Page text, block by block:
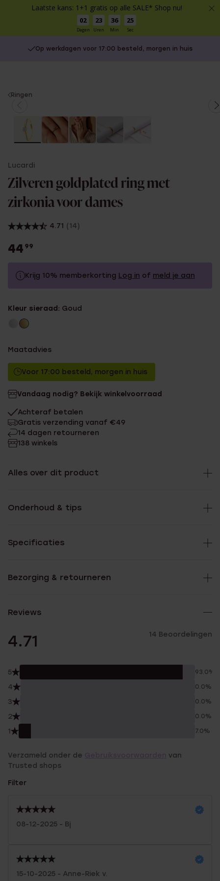
Laatste kans: 1+1 gratis op alle SALE* Shop nu!
02
Dagen
23
Uren
36
Min
25
Sec
Op werkdagen voor 17:00 besteld, morgen in huis
You
here:
Ringen
Lucardi
Zilveren goldplated ring met
zirkonia voor dames
4.71 (14)
44 99
Krijg 10% memberkorting Log in of meld je aan
Zonder memberkorting
Kleur sieraad: Goud
Maatadvies
Voor 17:00 besteld, morgen in huis
Vandaag nodig? Bekijk winkelvoorraad
Achteraf betalen
Gratis verzending vanaf €49
14 dagen retourneren
138 winkels
Alles over dit product
Onderhoud & tips
Specificaties
Bezorging & retourneren
Reviews
4.71 14 Beoordelingen
5 93.0%
4 0.0%
3 0.0%
2 0.0%
1 7.0%
Verzameld onder de
van
Trusted shops
Filter
08-12-2025 - Bj
15-10-2025 - Anne-Riek v.